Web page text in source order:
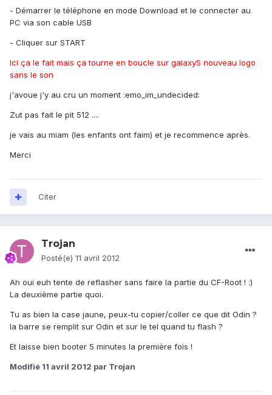
- Démarrer le téléphone en mode Download et le connecter au
PC via son cable USB
- Cliquer sur START
Ici ça le fait mais ça tourne en boucle sur galaxyS nouveau logo
sans le son
j'avoue j'y au cru un moment :emo_im_undecided:
Zut pas fait le pit 512 ....
je vais au miam (les enfants ont faim) et je recommence après.
Merci
Citer
Trojan
Posté(e) 11 avril 2012
Ah oui euh tente de reflasher sans faire la partie du CF-Root ! :)
La deuxième partie quoi.
Tu as bien la case jaune, peux-tu copier/coller ce que dit Odin ?
la barre se remplit sur Odin et sur le tel quand tu flash ?
Et laisse bien booter 5 minutes la première fois !
Modifié 11 avril 2012 par Trojan